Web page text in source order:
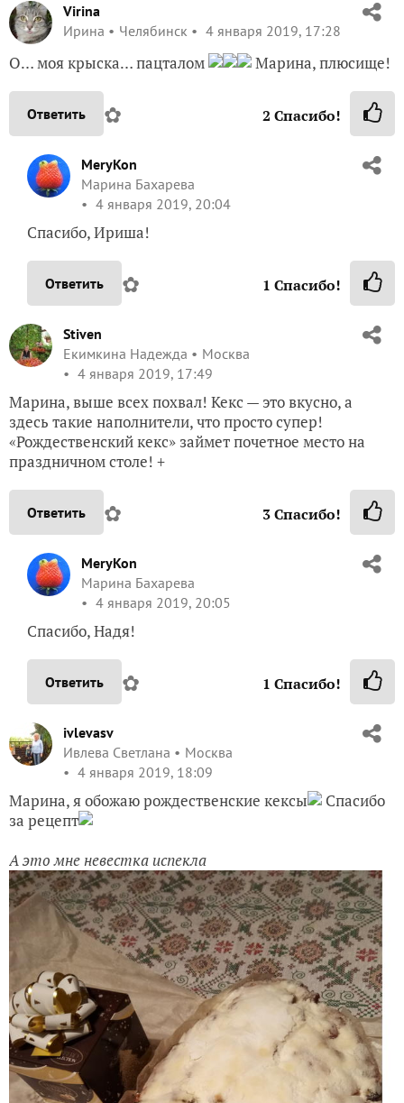
Ответить ✿ Спасибо!
MeryKon
Марина Бахарева
4 января 2019, 20:04
Спасибо, Ириша!
Ответить ✿
Stiven
Екимкина Надежда
4 января 2019, 17:49
Марина, выше всех похвал! Кекс — это вкусно, а
здесь такие наполнители, что просто супер!
«Рождественский кекс» займет почетное место на
Ответить ✿ 3Спасибо!
MeryKon
Марина Бахарева
4 января 2019, 20:05
Спасибо, Надя!
Ответить ✿
ivlevasv
Ивлева Светлана
4 января 2019, 18:09
Марина, я обожаю рождественские кексы
Спасибо
за рецепт